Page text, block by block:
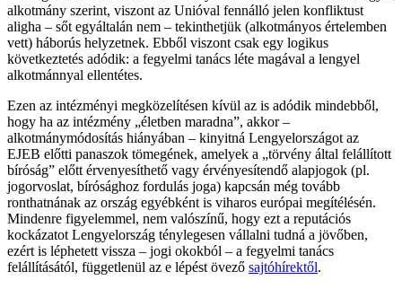
alkotmány szerint, viszont az Unióval fennálló jelen konfliktust
aligha – sőt egyáltalán nem – tekinthetjük (alkotmányos értelemben
vett) háborús helyzetnek. Ebből viszont csak egy logikus
következtetés adódik: a fegyelmi tanács léte magával a lengyel
alkotmánnyal ellentétes.
Ezen az intézményi megközelítésen kívül az is adódik mindebből,
hogy ha az intézmény „életben maradna”, akkor –
alkotmánymódosítás hiányában – kinyitná Lengyelországot az
EJEB előtti panaszok tömegének, amelyek a „törvény által felállított
bíróság” előtt érvenyesíthető vagy érvényesítendő alapjogok (pl.
jogorvoslat, bírósághoz fordulás joga) kapcsán még tovább
ronthatnának az ország egyébként is viharos európai megítélésén.
Mindenre figyelemmel, nem valószínű, hogy ezt a reputációs
kockázatot Lengyelország ténylegesen vállalni tudná a jövőben,
ezért is léphetett vissza – jogi okokból – a fegyelmi tanács
felállításától, függetlenül az e lépést övező sajtóhírektől.